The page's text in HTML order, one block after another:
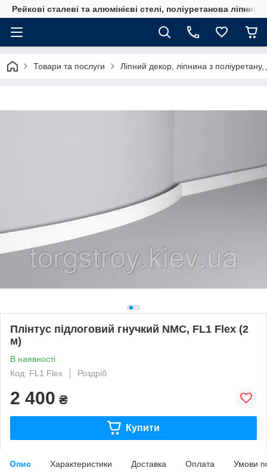
Рейкові сталеві та алюмінієві стелі, поліуретанова
Товари та послуги Ліпний декор, ліпнина з
Плінтус підлоговий гнучкий NMC, FL1 Flex (2
м)
В наявності
Код: FL1 Flex
Роздріб
2 400 ₴
Купити
Опис Характеристики Доставка Оплата Умови